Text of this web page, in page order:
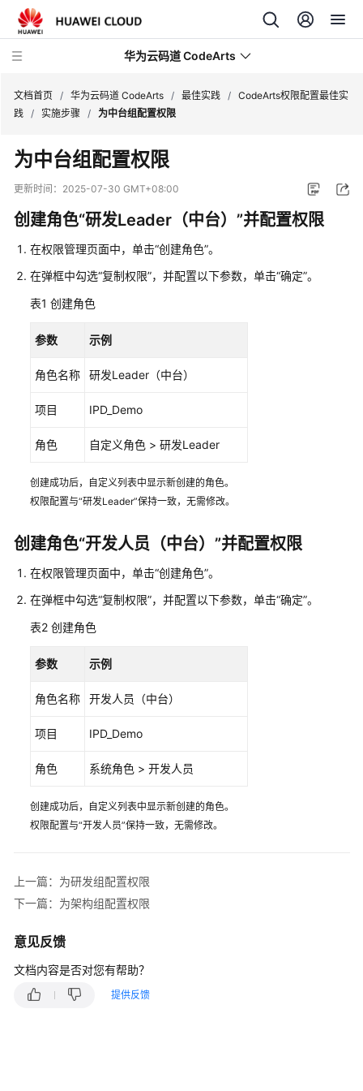
华为云码道 CodeArts
品
介
费
说
速
门
用
户
指
最
实
实
践
案
例
指
引
使
CodeArts
理
电
项
目
发
程
文档首页 / 华为云码道 CodeArts / 最佳实践 / CodeArts权限配置最佳实
践 / 实施步骤 / 为中台组配置权限
为中台组配置权限
更新时间： 2025-07-30 GMT+08:00
创建角色“研发Leader（中台）”并配置权限
在权限管理页面中，单击“创建角色”。
在弹框中勾选“复制权限”，并配置以下参数，单击“确定”。
表1 创建角色
参数 示例
角色名称 研发Leader（中台）
项目 IPD_Demo
角色 自定义角色 > 研发Leader
创建成功后，自定义列表中显示新创建的角色。
权限配置与“研发Leader”保持一致，无需修改。
创建角色“开发人员（中台）”并配置权限
在权限管理页面中，单击“创建角色”。
在弹框中勾选“复制权限”，并配置以下参数，单击“确定”。
表2 创建角色
参数 示例
角色名称 开发人员（中台）
项目 IPD_Demo
角色 系统角色 > 开发人员
创建成功后，自定义列表中显示新创建的角色。
权限配置与“开发人员”保持一致，无需修改。
上一篇：为研发组配置权限
下一篇：为架构组配置权限
意见反馈
文档内容是否对您有帮助？
提供反馈